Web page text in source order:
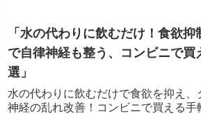
「水の代わりに飲むだけ！食欲
で自律神経も整う、コンビニで買
選」
水の代わりに飲むだけで食欲を抑え
神経の乱れ改善！コンビニで買える